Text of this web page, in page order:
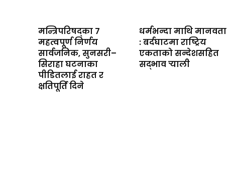
मन्त्रिपरिषद्का ७
महत्वपूर्ण निर्णय
सार्वजनिक, सुनसरी–
सिराहा घटनाका
पीडितलाई राहत र
क्षतिपूर्ति दिने
धर्मभन्दा माथि मानवता
: बर्दघाटमा राष्ट्रिय
एकताको सन्देशसहित
सद्भाव र्‍याली